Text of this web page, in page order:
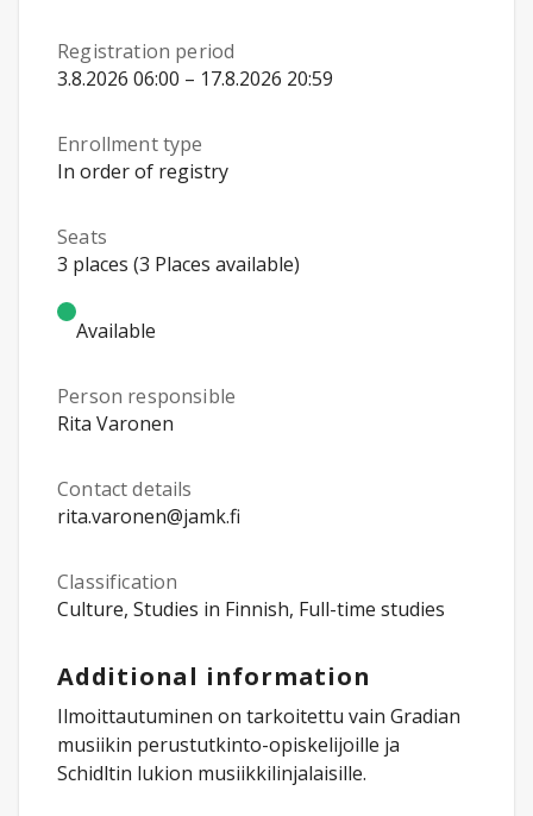
Registration period
3.8.2026 06:00 – 17.8.2026 20:59
Enrollment type
In order of registry
Seats
3 places (3 Places available)
Available
Person responsible
Rita Varonen
Contact details
rita.varonen@jamk.fi
Classification
Culture, Studies in Finnish, Full-time studies
Additional information
Ilmoittautuminen on tarkoitettu vain Gradian
musiikin perustutkinto-opiskelijoille ja
Schidltin lukion musiikkilinjalaisille.